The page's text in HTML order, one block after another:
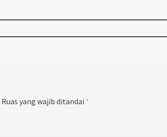
Ruas yang wajib ditandai *